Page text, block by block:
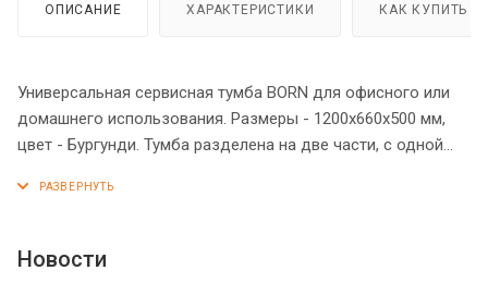
ОПИСАНИЕ ХАРАКТЕРИСТИКИ КАК КУПИТЬ
Универсальная сервисная тумба BORN для офисного или
домашнего использования. Размеры - 1200х660х500 мм,
цвет - Бургунди. Тумба разделена на две части, с одной
которые закрываются раздвижной стеклянной дверцей с
полочек – 2. Ящики тумбы и дверца декорированы
Новости